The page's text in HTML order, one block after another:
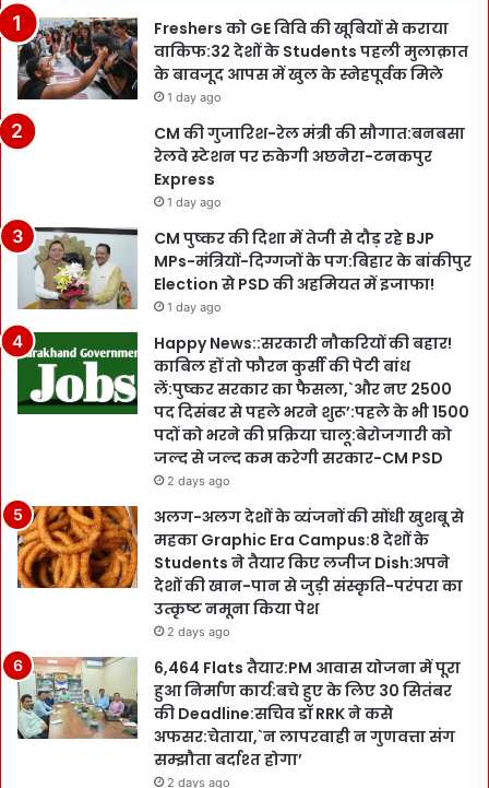
Freshers को GE विवि की खूबियों से कराया
वाकिफ:32 देशों के Students पहली मुलाक़ात
के बावजूद आपस में खुल के स्नेहपूर्वक मिले
1 day ago
CM की गुजारिश-रेल मंत्री की सौगात:बनबसा
रेलवे स्टेशन पर रुकेगी अछनेरा-टनकपुर
Express
1 day ago
CM पुष्कर की दिशा में तेजी से दौड़ रहे BJP
MPs-मंत्रियों-दिग्गजों के पग:बिहार के बांकीपुर
Election से PSD की अहमियत में इजाफा!
1 day ago
Happy News::सरकारी नौकरियों की बहार!
काबिल हों तो फौरन कुर्सी की पेटी बांध
लें:पुष्कर सरकार का फैसला,`और नए 2500
पद दिसंबर से पहले भरने शुरू’:पहले के भी 1500
पदों को भरने की प्रक्रिया चालू:बेरोजगारी को
जल्द से जल्द कम करेगी सरकार-CM PSD
2 days ago
अलग-अलग देशों के व्यंजनों की सोंधी खुशबू से
महका Graphic Era Campus:8 देशों के
Students ने तैयार किए लजीज Dish:अपने
देशों की खान-पान से जुड़ी संस्कृति-परंपरा का
उत्कृष्ट नमूना किया पेश
2 days ago
6,464 Flats तैयार:PM आवास योजना में पूरा
हुआ निर्माण कार्य:बचे हुए के लिए 30 सितंबर
की Deadline:सचिव डॉ RRK ने कसे
अफसर:चेताया,`न लापरवाही न गुणवत्ता संग
सम्झौता बर्दाश्त होगा’
2 days ago